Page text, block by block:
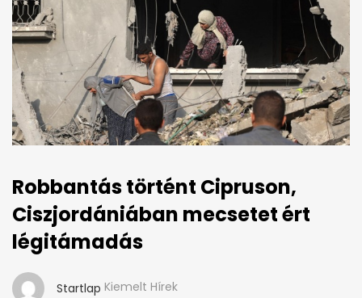
Robbantás történt Cipruson,
Ciszjordániában mecsetet ért
légitámadás
Startlap Kiemelt Hírek